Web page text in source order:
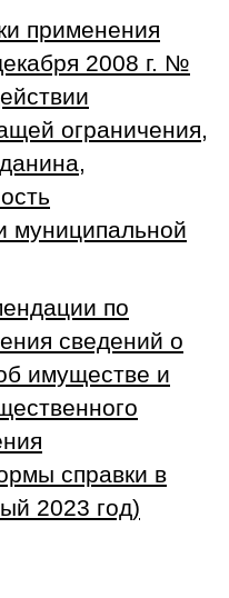
применения
2008 г. №
ограничения,
муниципальной
по
сведений о
имуществе и
справки в
2023 год)